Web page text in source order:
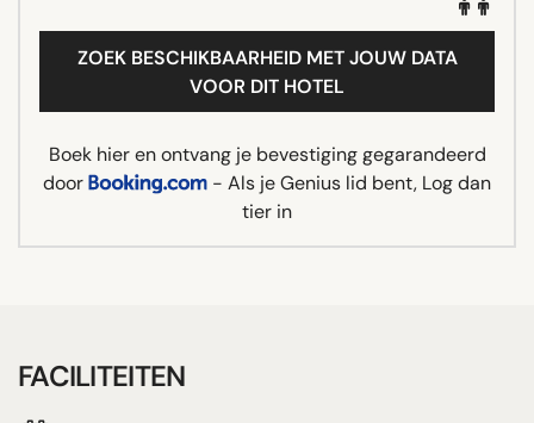
ZOEK BESCHIKBAARHEID MET JOUW DATA
VOOR DIT HOTEL
Boek hier en ontvang je bevestiging gegarandeerd
door
- Als je Genius lid bent, Log dan
tier in
FACILITEITEN